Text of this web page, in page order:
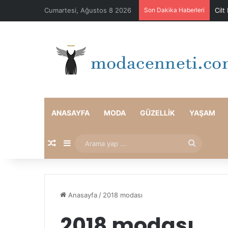
Cumartesi, Ağustos 8 2026 Son Dakika Haberleri Cilt
ANASAYFA MODA GÜZELLIK YAŞAM
Rastgele Makale
Kenar Bölmesi
yap
Anasayfa / 2018 modası